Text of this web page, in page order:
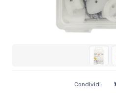
Condividi: